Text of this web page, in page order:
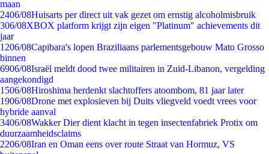
maan
2406/08Huisarts per direct uit vak gezet om ernstig alcoholmisbruik
306/08XBOX platform krijgt zijn eigen "Platinum" achievements dit
jaar
1206/08Capibara's lopen Braziliaans parlementsgebouw Mato Grosso
binnen
6906/08Israël meldt dood twee militairen in Zuid-Libanon, vergelding
aangekondigd
1506/08Hiroshima herdenkt slachtoffers atoombom, 81 jaar later
1906/08Drone met explosieven bij Duits vliegveld voedt vrees voor
hybride aanval
3406/08Wakker Dier dient klacht in tegen insectenfabriek Protix om
duurzaamheidsclaims
2206/08Iran en Oman eens over route Straat van Hormuz, VS